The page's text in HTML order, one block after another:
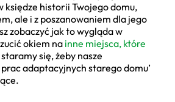
księdze historii Twojego domu,
ale i z poszanowaniem dla jego
zobaczyć jak to wygląda w
okiem na inne miejsca, które
staramy się, żeby nasze
adaptacyjnych starego domu’